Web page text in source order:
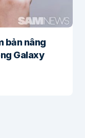
bản nâng
Galaxy